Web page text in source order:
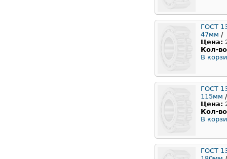
ГОСТ
47мм /
Цена:
Кол-
В
ГОСТ
115мм /
Цена:
Кол-
В
ГОСТ